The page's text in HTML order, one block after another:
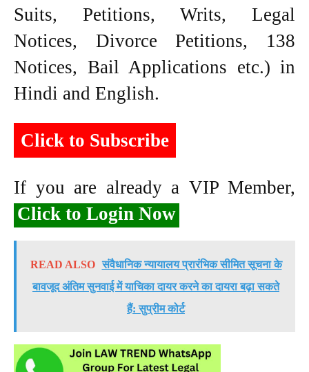
Suits, Petitions, Writs, Legal
Notices, Divorce Petitions, 138
Notices, Bail Applications etc.) in
Hindi and English.
Click to Subscribe
If you are already a VIP Member,
Click to Login Now
READ ALSO संवैधानिक न्यायालय प्रारंभिक सीमित सूचना के
बावजूद अंतिम सुनवाई में याचिका दायर करने का दायरा बढ़ा सकते
हैं: सुप्रीम कोर्ट